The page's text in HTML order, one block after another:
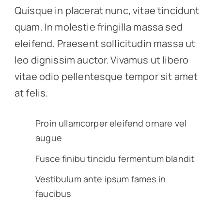
Quisque in placerat nunc, vitae tincidunt
quam. In molestie fringilla massa sed
eleifend. Praesent sollicitudin massa ut
leo dignissim auctor. Vivamus ut libero
vitae odio pellentesque tempor sit amet
at felis.
Proin ullamcorper eleifend ornare vel
augue
Fusce finibu tincidu fermentum blandit
Vestibulum ante ipsum fames in
faucibus